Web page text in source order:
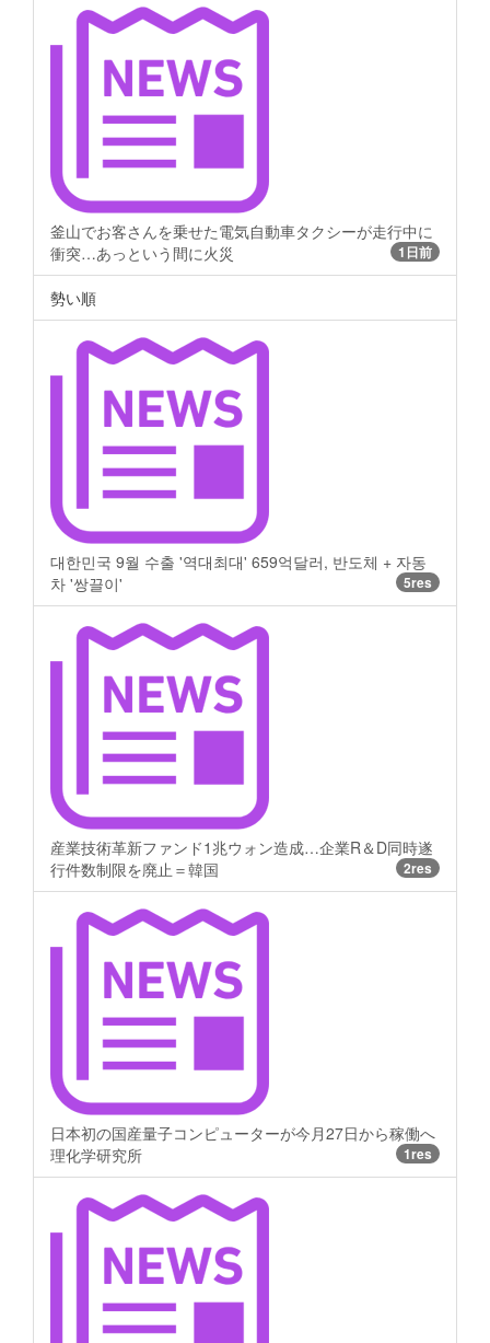
釜山でお客さんを乗せた電気自動車タクシーが走行中に
衝突…あっという間に火災
1日前
勢い順
대한민국 9월 수출 '역대최대' 659억달러, 반도체 + 자동
차 '쌍끌이'
5res
産業技術革新ファンド1兆ウォン造成…企業R＆D同時遂
行件数制限を廃止＝韓国
2res
日本初の国産量子コンピューターが今月27日から稼働へ
理化学研究所
1res